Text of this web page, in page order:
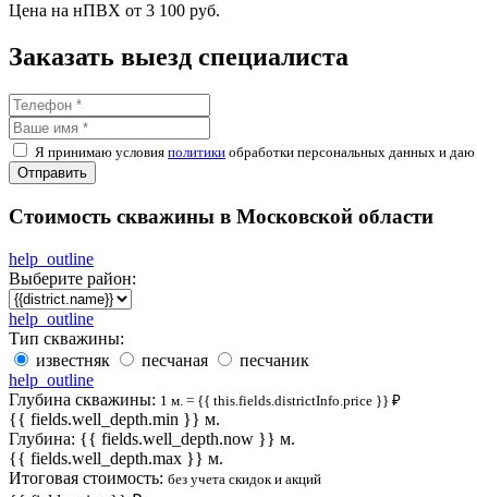
Цена на нПВХ от 3 100 руб.
Заказать выезд специалиста
Я принимаю условия политики обработки персональных данных и даю
Отправить
Стоимость скважины в Московской области
help_outline
Выберите район:
help_outline
Тип скважины:
известняк
песчаная
песчаник
help_outline
Глубина скважины: 1 м. = {{ this.fields.districtInfo.price }} ₽
{{ fields.well_depth.min }} м.
Глубина: {{ fields.well_depth.now }} м.
{{ fields.well_depth.max }} м.
Итоговая стоимость: без учета скидок и акций